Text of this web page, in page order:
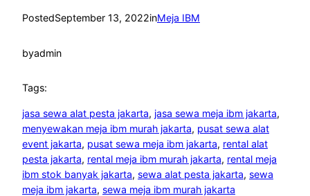
PostedSeptember 13, 2022inMeja IBM
byadmin
Tags:
jasa sewa alat pesta jakarta, jasa sewa meja ibm jakarta
menyewakan meja ibm murah jakarta, pusat sewa alat
event jakarta, pusat sewa meja ibm jakarta, rental alat
pesta jakarta, rental meja ibm murah jakarta, rental meja
ibm stok banyak jakarta, sewa alat pesta jakarta, sewa
meja ibm jakarta, sewa meja ibm murah jakarta